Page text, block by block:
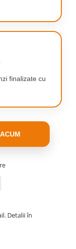
COPIL
fiecare –
pe
,la
finalizate cu
Detalii în